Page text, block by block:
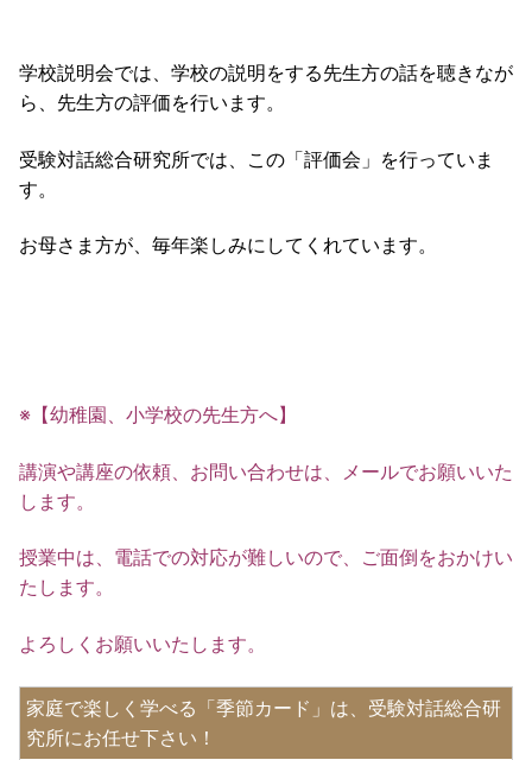
学校説明会では、学校の説明をする先生方の話を聴きなが
ら、先生方の評価を行います。
受験対話総合研究所では、この「評価会」を行っていま
す。
お母さま方が、毎年楽しみにしてくれています。
※【幼稚園、小学校の先生方へ】
講演や講座の依頼、お問い合わせは、メールでお願いいた
します。
授業中は、電話での対応が難しいので、ご面倒をおかけい
たします。
よろしくお願いいたします。
家庭で楽しく学べる「季節カード」は、受験対話総合研
究所にお任せ下さい！